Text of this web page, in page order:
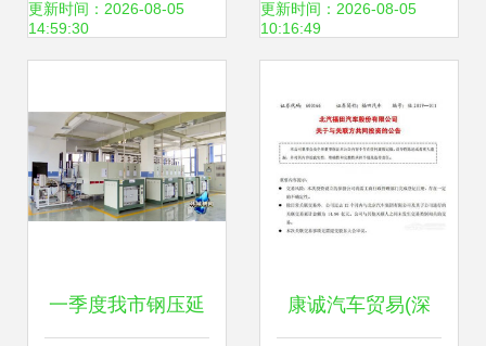
如荼，钢压延加工
更新时间：2026-08-05
14:59:30
筒在钢压延加工中
更新时间：2026-08-05
10:16:49
一季度我市钢压延 康诚汽车贸易(深